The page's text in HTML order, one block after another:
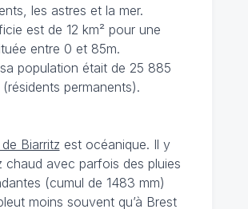
les astres et la mer.
est de 12 km² pour une
entre 0 et 85m.
population était de 25 885
permanents).
Biarritz est océanique. Il y
chaud avec parfois des pluies
(cumul de 1483 mm)
moins souvent qu’à Brest